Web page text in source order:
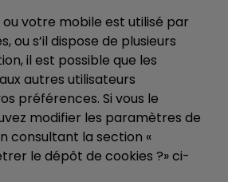
votre mobile est utilisé par
ou s’il dispose de plusieurs
il est possible que les
autres utilisateurs
préférences. Si vous le
modifier les paramètres de
consultant la section «
le dépôt de cookies ?» ci-